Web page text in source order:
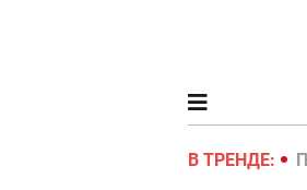
В ТРЕНДЕ:
Война в Украине 2022